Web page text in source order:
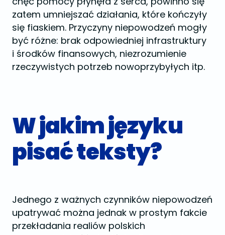
zatem umniejszać działania, które kończyły
się fiaskiem. Przyczyny niepowodzeń mogły
być różne: brak odpowiedniej infrastruktury
i środków finansowych, niezrozumienie
rzeczywistych potrzeb nowoprzybyłych itp.
W jakim języku
pisać teksty?
Jednego z ważnych czynników niepowodzeń
upatrywać można jednak w prostym fakcie
przekładania realiów polskich